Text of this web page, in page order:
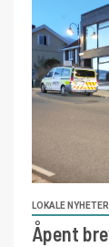
LOKALE NYHETER
Åpent